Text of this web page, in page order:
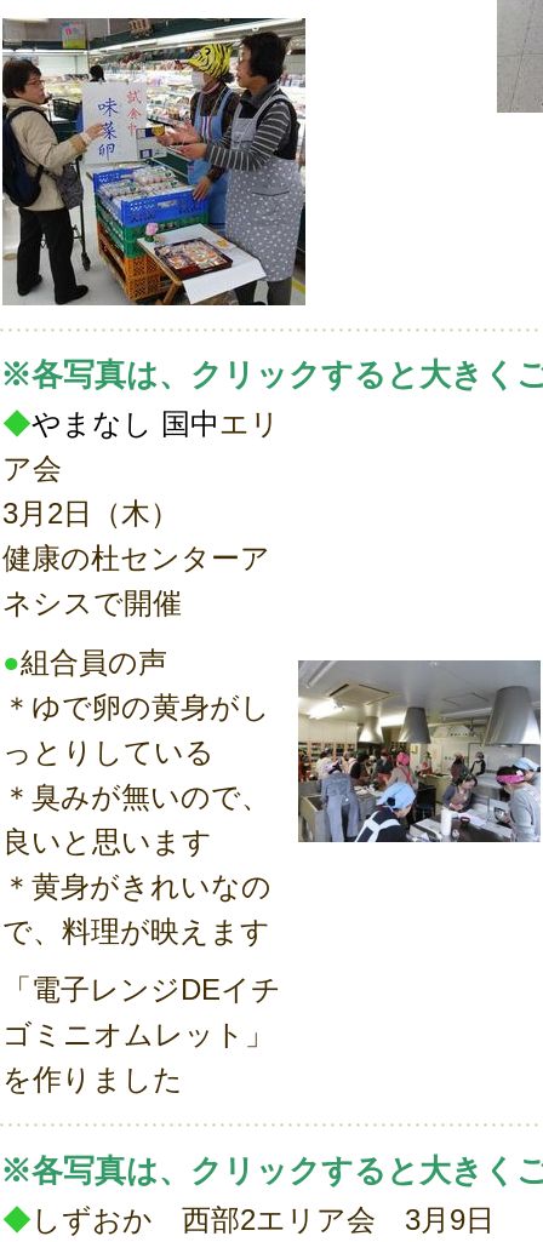
※各写真は、クリックすると大きく
◆やまなし 国中エリ
ア会
3月2日（木）
健康の杜センターア
ネシスで開催
●組合員の声
＊ゆで卵の黄身がし
っとりしている
＊臭みが無いので、
良いと思います
＊黄身がきれいなの
で、料理が映えます
「電子レンジDEイチ
ゴミニオムレット」
を作りました
※各写真は、クリックすると大きく
◆ しずおか 西部2エリア会 3月9日